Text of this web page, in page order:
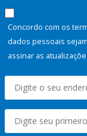
Concordo com os
dados pessoais
assinar as